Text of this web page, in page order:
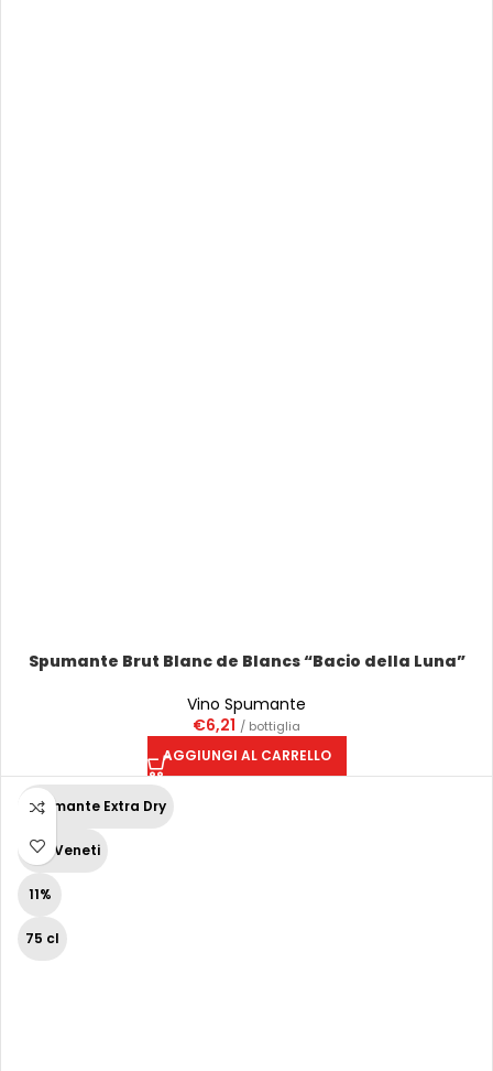
Spumante Brut Blanc de Blancs “Bacio della Luna”
Vino Spumante
€6,21 / bottiglia
AGGIUNGI AL CARRELLO
Spumante Extra Dry
Vini Veneti
11%
75 cl